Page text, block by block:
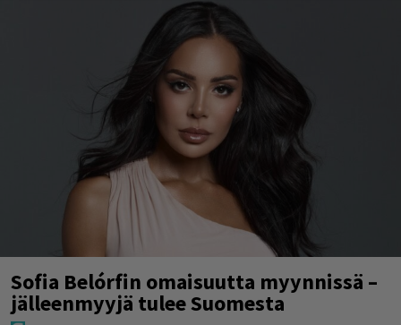
Sofia Belórfin omaisuutta myynnissä –
jälleenmyyjä tulee Suomesta